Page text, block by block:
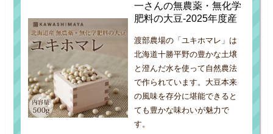
一さんの無農薬・無化学
肥料の大豆-2025年度産
渡部農場の「ユキホマレ」は
北海道十勝平野の豊かな土壌
と澄んだ水を使って自然農法
で作られています。大豆本来
の風味を存分に堪能できると
ても豊かな味わいが魅力で
す。